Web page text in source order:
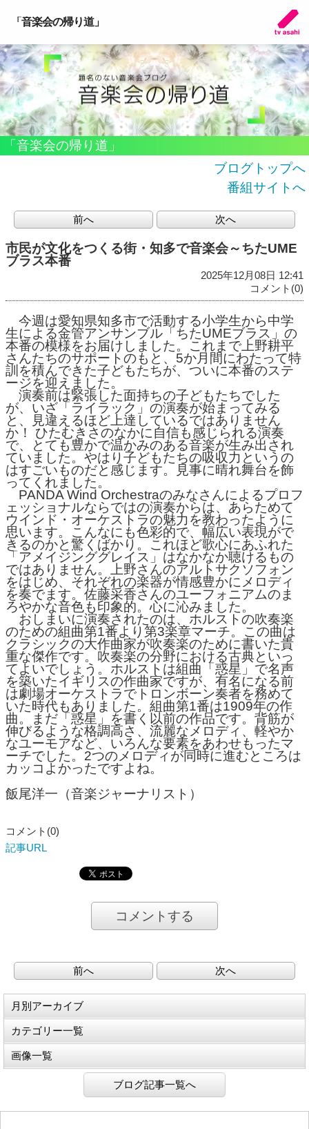
「音楽会の帰り道」
「音楽会の帰り道」
ブログトップへ
番組サイトへ
前へ 次へ
市民が文化をつくる街・知多で音楽会～ちたUME
ブラス本番
2025年12月08日 12:41
コメント(0)
今週は愛知県知多市で活動する小学生から中学
生による金管アンサンブル「ちたUMEブラス」の
本番の模様をお届けしました。これまで上野耕平
さんたちのサポートのもと、5か月間にわたって特
訓を積んできた子どもたちが、ついに本番のステ
ージを迎えました。
演奏前は緊張した面持ちの子どもたちでした
が、いざ「ライラック」の演奏が始まってみる
と、見違えるほど上達しているではありません
か！ ひたむきさのなかに自信も感じられる演奏
で、とても豊かで温かみのある音楽が生み出され
ていました。やはり子どもたちの吸収力というの
はすごいものだと感じます。見事に晴れ舞台を飾
ってくれました。
PANDA Wind Orchestraのみなさんによるプロフ
ェッショナルならではの演奏からは、あらためて
ウインド・オーケストラの魅力を教わったように
思います。こんなにも色彩的で、幅広い表現がで
きるのかと驚くばかり。これほど歌心にあふれた
「アメイジンググレイス」はなかなか聴けるもの
ではありません。上野さんのアルトサクソフォン
をはじめ、それぞれの楽器が情感豊かにメロディ
を奏でます。佐藤采香さんのユーフォニアムのま
ろやかな音色も印象的。心に沁みました。
おしまいに演奏されたのは、ホルストの吹奏楽
のための組曲第1番より第3楽章マーチ。この曲は
クラシックの大作曲家が吹奏楽のために書いた貴
重な傑作です。吹奏楽の分野における古典といっ
てよいでしょう。ホルストは組曲「惑星」で名声
を築いたイギリスの作曲家ですが、有名になる前
は劇場オーケストラでトロンボーン奏者を務めて
いた時代もありました。組曲第1番は1909年の作
曲。まだ「惑星」を書く以前の作品です。背筋が
伸びるような格調高さ、流麗なメロディ、軽やか
なユーモアなど、いろんな要素をあわせもったマ
ーチでした。2つのメロディが同時に進むところは
カッコよかったですよね。
飯尾洋一（音楽ジャーナリスト）
コメント(0)
記事URL
コメントする
前へ 次へ
月別アーカイブ
カテゴリー一覧
画像一覧
ブログ記事一覧へ